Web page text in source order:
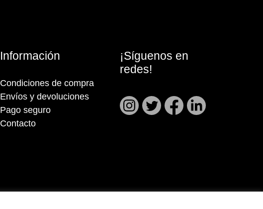
Información
Condiciones de compra
Envíos y devoluciones
Pago seguro
Contacto
¡Síguenos en
redes!